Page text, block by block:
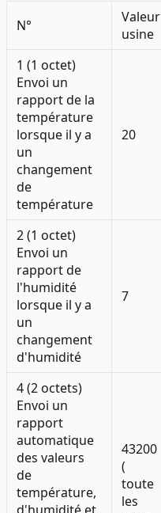
N°
Valeur
usine
1 (1 octet)
Envoi un
rapport de la
température
lorsque il y a
un
changement
de
température
20
2 (1 octet)
Envoi un
rapport de
l'humidité
lorsque il y a
un
changement
d'humidité
7
4 (2 octets)
Envoi un
rapport
automatique
des valeurs
de
température,
43200
(
toute
les